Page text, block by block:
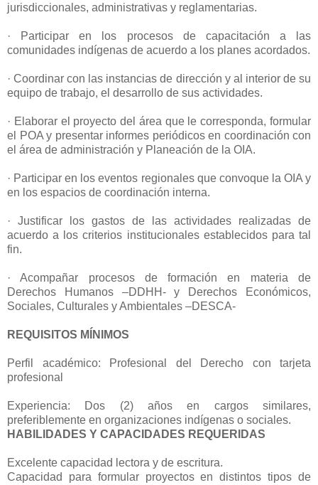
jurisdiccionales, administrativas y reglamentarias.
· Participar en los procesos de capacitación a las
comunidades indígenas de acuerdo a los planes acordados.
· Coordinar con las instancias de dirección y al interior de su
equipo de trabajo, el desarrollo de sus actividades.
· Elaborar el proyecto del área que le corresponda, formular
el POA y presentar informes periódicos en coordinación con
el área de administración y Planeación de la OIA.
· Participar en los eventos regionales que convoque la OIA y
en los espacios de coordinación interna.
· Justificar los gastos de las actividades realizadas de
acuerdo a los criterios institucionales establecidos para tal
fin.
· Acompañar procesos de formación en materia de
Derechos Humanos –DDHH- y Derechos Económicos,
Sociales, Culturales y Ambientales –DESCA-
REQUISITOS MÍNIMOS
Perfil académico: Profesional del Derecho con tarjeta
profesional
Experiencia: Dos (2) años en cargos similares,
preferiblemente en organizaciones indígenas o sociales.
HABILIDADES Y CAPACIDADES REQUERIDAS
Excelente capacidad lectora y de escritura.
Capacidad para formular proyectos en distintos tipos de